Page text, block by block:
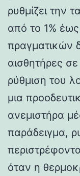
ρυθμίζει την
από το 1%
πραγματικών
αισθητήρες
ρύθμιση του
μια
ανεμιστήρα
παράδειγμα,
όταν η